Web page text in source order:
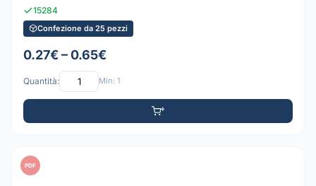
15284
Confezione da 25 pezzi
0.27€ – 0.65€
Quantità: Min: 1
PDF